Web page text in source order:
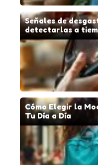
Señales de
detectarlas a
Cómo Elegir la
Tu Día a Día